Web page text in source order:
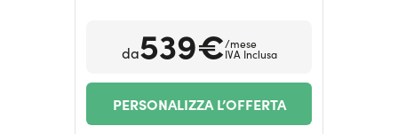
da539€/mese
IVA Inclusa
PERSONALIZZA L’OFFERTA